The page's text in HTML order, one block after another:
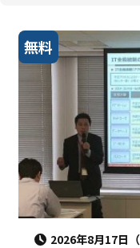
無料
2026年8月17日（